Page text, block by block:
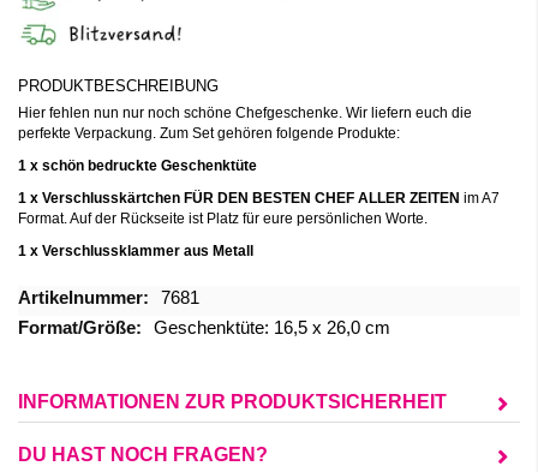
PRODUKTBESCHREIBUNG
Hier fehlen nun nur noch schöne Chefgeschenke. Wir liefern euch die
perfekte Verpackung. Zum Set gehören folgende Produkte:
1 x schön bedruckte Geschenktüte
1 x Verschlusskärtchen FÜR DEN BESTEN CHEF ALLER ZEITEN im A7
Format. Auf der Rückseite ist Platz für eure persönlichen Worte.
1 x Verschlussklammer aus Metall
Mehr
Informationen
7681
Geschenktüte: 16,5 x 26,0 cm
INFORMATIONEN ZUR PRODUKTSICHERHEIT
DU HAST NOCH FRAGEN?